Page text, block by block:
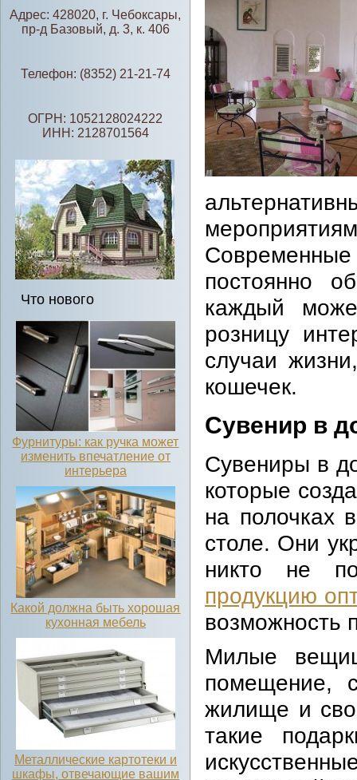
Адрес: 428020, г. Чебоксары,
пр-д Базовый, д. 3, к. 406
Телефон: (8352) 21-21-74
ОГРН: 1052128024222
ИНН: 2128701564
Что нового
Фурнитуры: как ручка может
изменить впечатление от
интерьера
Какой должна быть хорошая
кухонная мебель
Металлические картотеки и
шкафы, отвечающие вашим
постоянно
каждый
розницу
случаи
кошечек.
Сувенир в
Сувениры в
которые
на полочках
столе. Они
никто не
продукцию
возможность
Милые
помещение,
жилище и
такие